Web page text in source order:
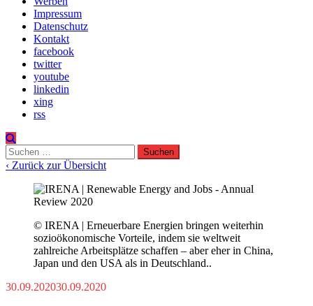
Impressum
Datenschutz
Kontakt
facebook
twitter
youtube
linkedin
xing
rss
Suchen
nach:
‹ Zurück zur Übersicht
© IRENA | Erneuerbare Energien bringen weiterhin
sozioökonomische Vorteile, indem sie weltweit
zahlreiche Arbeitsplätze schaffen – aber eher in China,
Japan und den USA als in Deutschland..
30.09.202030.09.2020